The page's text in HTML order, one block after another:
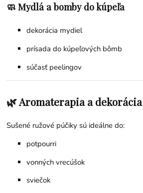
🧼 Mydlá a bomby do kúpeľa
dekorácia mydiel
prísada do kúpeľových bômb
súčasť peelingov
🌿 Aromaterapia a dekorácia
Sušené ružové púčiky sú ideálne do:
potpourri
vonných vrecúšok
sviečok